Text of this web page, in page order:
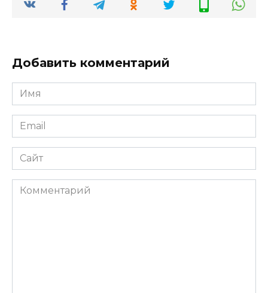
Добавить комментарий
Имя
Email
Сайт
Комментарий